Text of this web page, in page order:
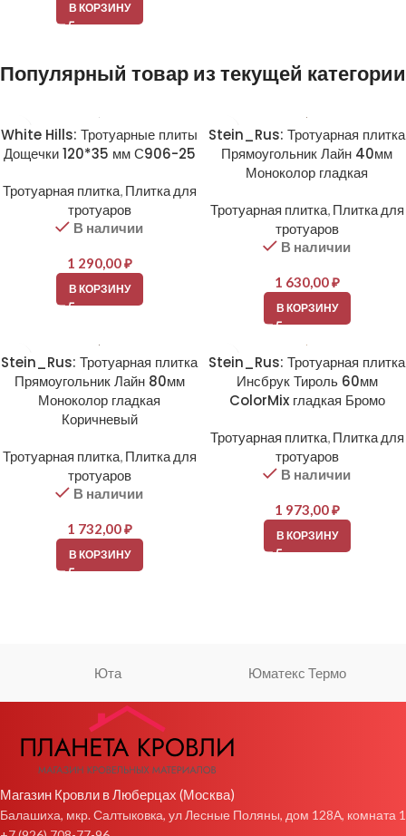
В КОРЗИНУ
Популярный товар из текущей категории
White Hills: Тротуарные плиты
Дощечки 120*35 мм С906-25
Тротуарная плитка, Плитка для
тротуаров
В наличии
1 290,00₽
В КОРЗИНУ
Stein_Rus: Тротуарная плитка
Прямоугольник Лайн 40мм
Моноколор гладкая
Тротуарная плитка, Плитка для
тротуаров
В наличии
1 630,00₽
В КОРЗИНУ
Stein_Rus: Тротуарная плитка
Прямоугольник Лайн 80мм
Моноколор гладкая
Коричневый
Тротуарная плитка, Плитка для
тротуаров
В наличии
1 732,00₽
В КОРЗИНУ
Stein_Rus: Тротуарная плитка
Инсбрук Тироль 60мм
ColorMix гладкая Бромо
Тротуарная плитка, Плитка для
тротуаров
В наличии
1 973,00₽
В КОРЗИНУ
Юта Юматекс Термо
Магазин Кровли в Люберцах (Москва)
Балашиха, мкр. Салтыковка, ул Лесные Поляны, дом 128А, комната 1